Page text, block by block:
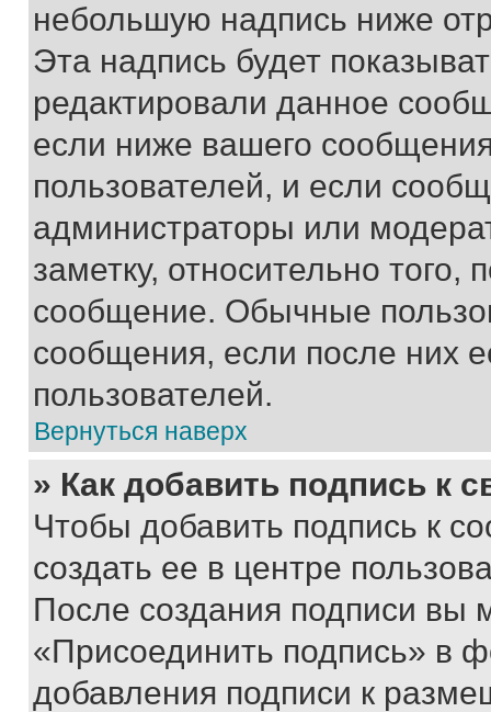
небольшую надпись ниже
Эта надпись будет
редактировали данное
если ниже вашего
пользователей, и если
администраторы или
заметку, относительно
сообщение. Обычные
сообщения, если после них
пользователей.
Вернуться наверх
» Как добавить подпись к
Чтобы добавить подпись к
создать ее в центре
После создания подписи вы
«Присоединить подпись» в
добавления подписи к